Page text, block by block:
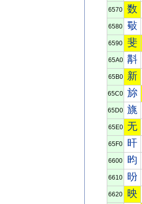
6570 数
6580 斀
6590 斐
65A0 斠
65B0 新
65C0 旀
65D0 旐
65E0 无
65F0 旰
6600 昀
6610 昐
6620 映